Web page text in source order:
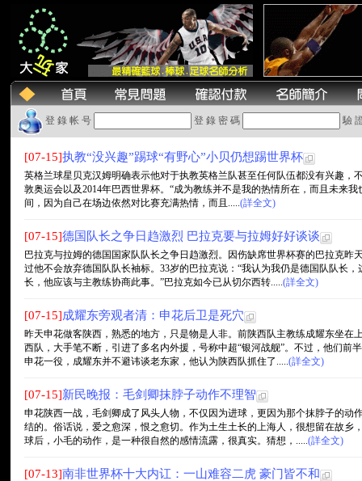
登 錄 帐 号 登 錄 密 碼 驗
[07-15]执教“没兴趣”踢球“有野心”小贝仍想踢世界杯
英格兰球星贝克汉姆明确表示他对于执教英格兰队甚至任何队伍都没有兴趣，
敦奥运会以及2014年巴西世界杯。“成为教练并不是我的热情所在，而且未来
间，因为自己在场边依然对比赛充满热情，而且.....(詳全文)
[07-15]德国队长之争日趋激烈 巴拉克要与拉姆好好谈谈
巴拉克与拉姆的德国国家队队长之争日趋激烈。因伤缺席世界杯赛的巴拉克昨
过他不会放弃德国队队长袖标。33岁的巴拉克说：“我认为我仍是德国队队长
长，他应该与主教练协商此事。”巴拉克如今已从切尔西转.....(詳全文)
[07-15]成耀东旁观者清：申花后卫是死穴
昨天申花做客陕西，熟悉的地方，只是物是人非。前陕西队主教练成耀东坐在
西队，大手笔不断，引进了多名内外援，号称中超“银河战舰”。不过，他们前
申花一役，成耀东并不避讳谈老东家，他认为陕西队抓住了.....(詳全文)
[07-15]新民晚报：毛剑卿抹脖子动作不理智
申花陕西一战，毛剑卿成了风头人物，不仅因为进球，更因为那个抹脖子的动
结的。俗话说，爱之愈深，恨之愈切。作为土生土长的上海人，很想留在故乡
球后，小毛的动作，是一种很自然的感情流露，很真实。猜想，.....(詳全文)
[07-13]南非世界杯十大内讧：一山难容二虎 豪门皆不和